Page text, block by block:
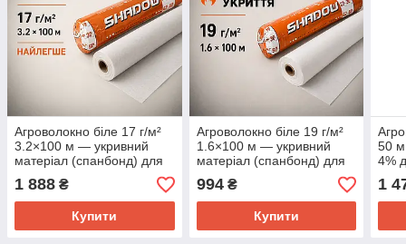
Агроволокно біле 17 г/м²
3.2×100 м — укривний
матеріал (спанбонд) для
захисту рослин від
заморозків
1 888 ₴
Купити
Агроволокно біле 19 г/м²
1.6×100 м — укривний
матеріал (спанбонд) для
захисту рослин від
заморозків
994₴
Купити
50 м
4%
1